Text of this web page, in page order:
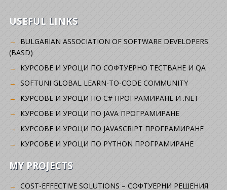
USEFUL LINKS
BULGARIAN ASSOCIATION OF SOFTWARE DEVELOPERS
(BASD)
KУРСОВЕ И УРОЦИ ПО СОФТУЕРНО ТЕСТВАНЕ И QA
SOFTUNI GLOBAL LEARN-TO-CODE COMMUNITY
КУРСОВЕ И УРОЦИ ПО C# ПРОГРАМИРАНЕ И .NET
КУРСОВЕ И УРОЦИ ПО JAVA ПРОГРАМИРАНЕ
КУРСОВЕ И УРОЦИ ПО JAVASCRIPT ПРОГРАМИРАНЕ
КУРСОВЕ И УРОЦИ ПО PYTHON ПРОГРАМИРАНЕ
MY PROJECTS
COST-EFFECTIVE SOLUTIONS – СОФТУЕРНИ РЕШЕНИЯ